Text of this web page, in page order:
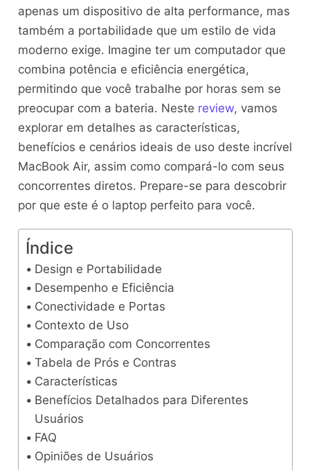
apenas um dispositivo de alta performance, mas
também a portabilidade que um estilo de vida
moderno exige. Imagine ter um computador que
combina potência e eficiência energética,
permitindo que você trabalhe por horas sem se
preocupar com a bateria. Neste review, vamos
explorar em detalhes as características,
benefícios e cenários ideais de uso deste incrível
MacBook Air, assim como compará-lo com seus
concorrentes diretos. Prepare-se para descobrir
por que este é o laptop perfeito para você.
Índice
Design e Portabilidade
Desempenho e Eficiência
Conectividade e Portas
Contexto de Uso
Comparação com Concorrentes
Tabela de Prós e Contras
Características
Benefícios Detalhados para Diferentes
Usuários
FAQ
Opiniões de Usuários